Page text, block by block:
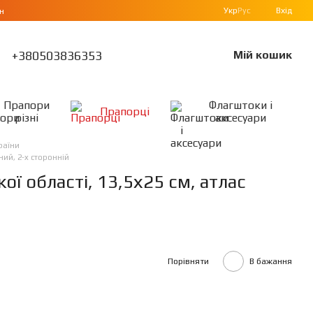
УкрРус Вхід
+380503836353 Мій кошик
Прапори
різні
Прапорці
Флагштоки і
аксесуари
2-х сторонній
області, 13,5х25 см, атлас
Порівняти В бажання